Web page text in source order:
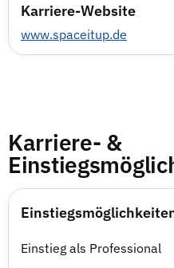
Karriere-Website
www.spaceitup.de
Karriere- &
Einstieg als Professional